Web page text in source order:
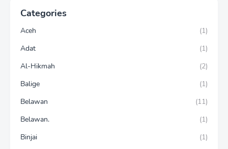
Categories
Aceh
(1)
Adat
(1)
Al-Hikmah
(2)
Balige
(1)
Belawan
(11)
Belawan.
(1)
Binjai
(1)